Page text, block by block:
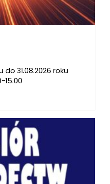
do 31.08.2026 roku
15.00